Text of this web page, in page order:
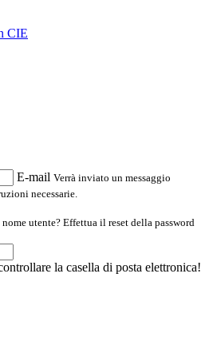
CIE
E-mail Verrà inviato un messaggio
necessarie.
utente? Effettua il reset della password
la casella di posta elettronica!